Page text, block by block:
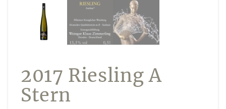
Bestellungen
Versand & Lieferung
Rückgabe & Umtausch
Widerrufsrecht
2017 Riesling A
Stern